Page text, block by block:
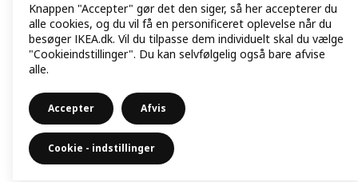
Knappen "Accepter" gør det den siger, så her accepterer du
alle cookies, og du vil få en personificeret oplevelse når du
besøger IKEA.dk. Vil du tilpasse dem individuelt skal du vælge
"Cookieindstillinger". Du kan selvfølgelig også bare afvise
alle.
Accepter Afvis
Cookie - indstillinger